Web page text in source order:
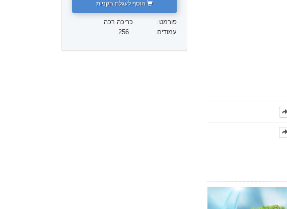
ילדים
הוסף לעגלת הקניות
פורמט:
כריכה רכה
עמודים:
256